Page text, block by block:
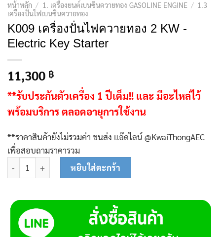
หน้าหลัก / 1. เครื่องยนต์เบนซินควายทอง GASOLINE ENGINE / 1.3
เครื่องปั่นไฟเบนซินควายทอง
K009 เครื่องปั่นไฟควายทอง 2 KW -
Electric Key Starter
11,300 ฿
**รับประกันตัวเครื่อง 1 ปีเต็ม!! และมีอะไหล่ไว้
พร้อมบริการ ตลอดอายุการใช้งาน
**ราคาสินค้ายังไม่รวมค่า ขนส่ง แอ๊ดไลน์ @KwaiThongAEC
เพื่อสอบถามราคารวม
จำนวน K009 เครื่องปั่นไฟควายทอง 2 KW -Electric Key Starter ชิ้
หยิบใส่ตะกร้า